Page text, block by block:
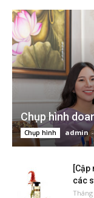
Chụp hình
Chụp hình admin -
các
Tháng